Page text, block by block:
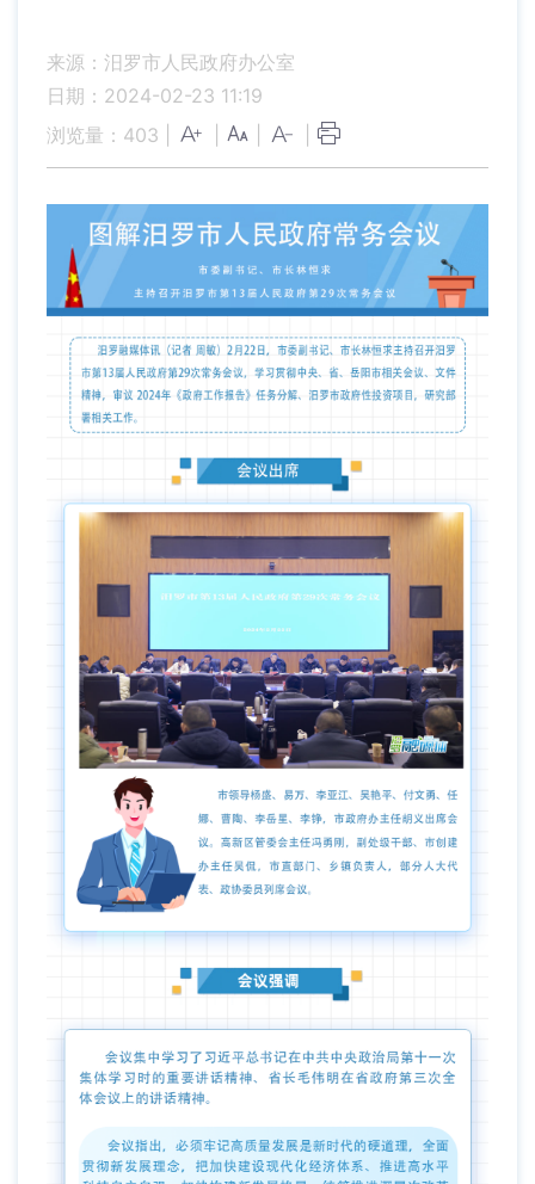
来源：汨罗市人民政府办公室
日期：2024-02-23 11:19
浏览量： 403